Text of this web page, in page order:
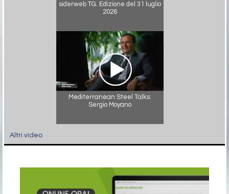
siderweb TG. Edizione del 31 luglio
2026
Mediterranean Steel Talks:
Sergio Moyano
Altri video